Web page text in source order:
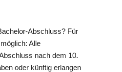
Abschluss? Für
Alle
nach dem 10.
oder künftig erlangen